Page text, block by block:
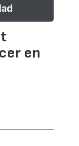
en